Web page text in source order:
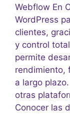
Webflow En
WordPress
clientes,
y control
permite
rendimiento,
a largo
otras
Conocer las